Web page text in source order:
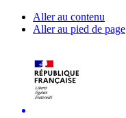
Aller au contenu
Aller au pied de page